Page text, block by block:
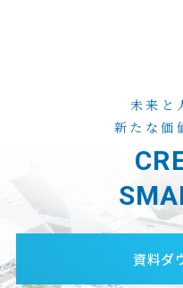
未来と
新たな価
資料ダ